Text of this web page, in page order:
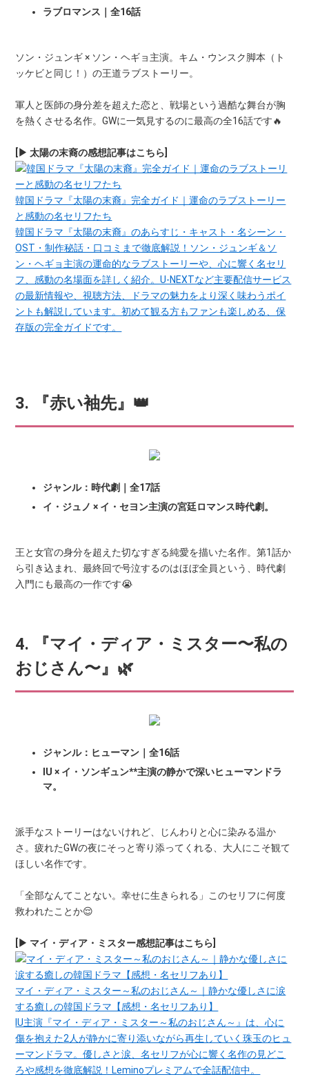
ラブロマンス｜全16話
ソン・ジュンギ × ソン・ヘギョ主演。キム・ウンスク脚本（ト
ッケビと同じ！）の王道ラブストーリー。
軍人と医師の身分差を超えた恋と、戦場という過酷な舞台が胸
を熱くさせる名作。GWに一気見するのに最高の全16話です🔥
[▶ 太陽の末裔の感想記事はこちら]
韓国ドラマ『太陽の末裔』完全ガイド｜運命のラブストーリー
と感動の名セリフたち
韓国ドラマ『太陽の末裔』のあらすじ・キャスト・名シーン・
OST・制作秘話・口コミまで徹底解説！ソン・ジュンギ＆ソ
ン・ヘギョ主演の運命的なラブストーリーや、心に響く名セリ
フ、感動の名場面を詳しく紹介。U-NEXTなど主要配信サービス
の最新情報や、視聴方法、ドラマの魅力をより深く味わうポイ
ントも解説しています。初めて観る方もファンも楽しめる、保
存版の完全ガイドです。
3. 『赤い袖先』👑
ジャンル：時代劇｜全17話
イ・ジュノ × イ・セヨン主演の宮廷ロマンス時代劇。
王と女官の身分を超えた切なすぎる純愛を描いた名作。第1話か
ら引き込まれ、最終回で号泣するのはほぼ全員という、時代劇
入門にも最高の一作です😭
4. 『マイ・ディア・ミスター〜私の
おじさん〜』🌿
ジャンル：ヒューマン｜全16話
IU × イ・ソンギュン**主演の静かで深いヒューマンドラ
マ。
派手なストーリーはないけれど、じんわりと心に染みる温か
さ。疲れたGWの夜にそっと寄り添ってくれる、大人にこそ観て
ほしい名作です。
「全部なんてことない。幸せに生きられる」このセリフに何度
救われたことか😌
[▶ マイ・ディア・ミスター感想記事はこちら]
マイ・ディア・ミスター～私のおじさん～｜静かな優しさに涙
する癒しの韓国ドラマ【感想・名セリフあり】
IU主演『マイ・ディア・ミスター～私のおじさん～』は、心に
傷を抱えた2人が静かに寄り添いながら再生していく珠玉のヒュ
ーマンドラマ。優しさと涙、名セリフが心に響く名作の見どこ
ろや感想を徹底解説！Leminoプレミアムで全話配信中。